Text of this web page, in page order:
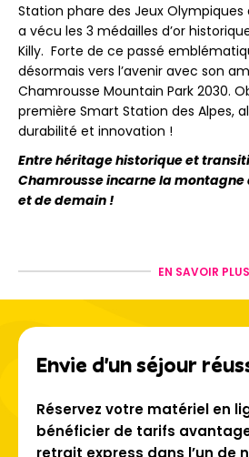
Station phare des Jeux Olympiques
a vécu les 3 médailles d’or
Killy. Forte de ce passé
désormais vers l’avenir avec son
Chamrousse Mountain Park 2030.
première Smart Station des Alpes,
durabilité et innovation !
Entre héritage historique et
Chamrousse incarne la montagne
et de demain !
les styles
Le domaine skiable de Chamrousse
km de pistes, réparties entre
Chamrousse 1750 (Roche
variées et adaptées à tous les
Zones débutants
Secteurs freeride, snowpark
EN SAVOIR PLUS
Envie d'un séjour
Réservez votre matériel en
bénéficier de tarifs
retrait express dans l’un de